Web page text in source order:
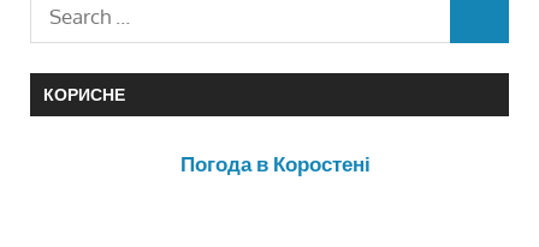
КОРИСНЕ
Погода в Коростені